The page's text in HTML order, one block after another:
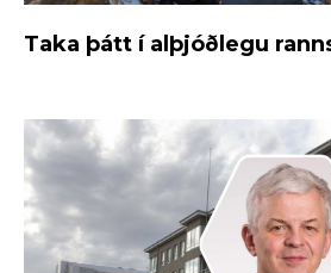
Taka þátt í alþjóðlegu